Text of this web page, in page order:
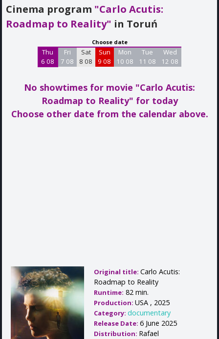
Cinema program "Carlo Acutis:
Roadmap to Reality" in Toruń
Choose date
Thu
6 08
Fri
7 08
Sat
8 08
Sun
9 08
Mon
10 08
Tue
11 08
Wed
12 08
No showtimes for movie "Carlo Acutis:
Roadmap to Reality" for today
Choose other date from the calendar above.
Original title: Carlo Acutis:
Roadmap to Reality
Runtime: 82 min.
Production: USA , 2025
Category: documentary
Release Date: 6 June 2025
Distribution: Rafael